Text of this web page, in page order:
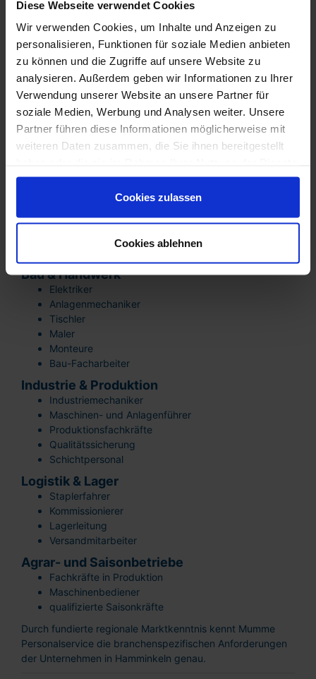
Diese Webseite verwendet Cookies
Wir verwenden Cookies, um Inhalte und Anzeigen zu
personalisieren, Funktionen für soziale Medien anbieten
zu können und die Zugriffe auf unsere Website zu
analysieren. Außerdem geben wir Informationen zu Ihrer
Verwendung unserer Website an unsere Partner für
soziale Medien, Werbung und Analysen weiter. Unsere
Partner führen diese Informationen möglicherweise mit
weiteren Daten zusammen, die Sie ihnen bereitgestellt
gesammelt haben. Sie sind damit einverstanden und
können Ihre Einwilligung jederzeit mit Wirkung für die
Zukunft widerrufen oder ändern.
Cookies zulassen
Cookies ablehnen
Strategische Fachkräfteplanung für
Unternehmen in Hamminkeln
Unternehmen mit dauerhaftem Personalbedarf profitieren
von:
langfristigen Besetzungsstrategien
Aufbau stabiler Mitarbeiter-Pools
flexibler Skalierbarkeit bei Wachstum
wirtschaftlicher Planungssicherheit
Reduzierung von Vakanzen
ein zentraler Erfolgsfaktor.
Branchenlösungen –
Fachkräfte für Hamminkeln
Bau & Handwerk
Elektriker
Anlagenmechaniker
Tischler
Maler
Monteure
Bau-Facharbeiter
Industrie & Produktion
Industriemechaniker
Maschinen- und Anlagenführer
Produktionsfachkräfte
Qualitätssicherung
Schichtpersonal
Logistik & Lager
Staplerfahrer
Kommissionierer
Lagerleitung
Versandmitarbeiter
Agrar- und Saisonbetriebe
Fachkräfte in Produktion
Maschinenbediener
qualifizierte Saisonkräfte
Durch fundierte regionale Marktkenntnis kennt Mumme
Personalservice die branchenspezifischen Anforderungen
der Unternehmen in Hamminkeln genau.